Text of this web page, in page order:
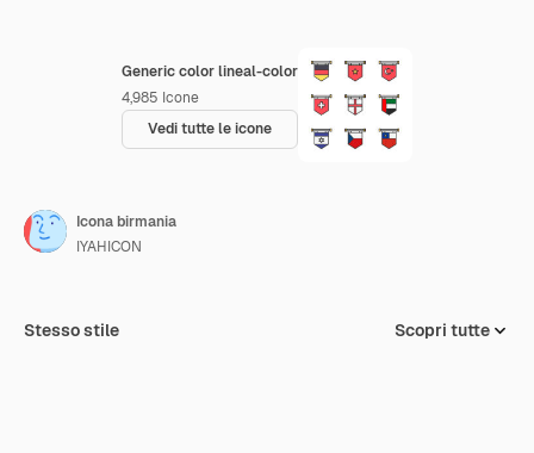
Generic color lineal-color
4,985 Icone
Vedi tutte le icone
Icona birmania
IYAHICON
Stesso stile Scopri tutte